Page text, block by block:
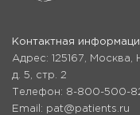
Контактная
Адрес: 125167, Москва,
д. 5, стр. 2
Телефон: 8-800-500-
Email: pat@patients.ru